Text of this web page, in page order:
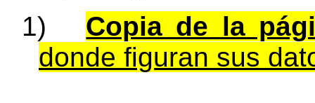
1)
Copia de la
donde figuran sus